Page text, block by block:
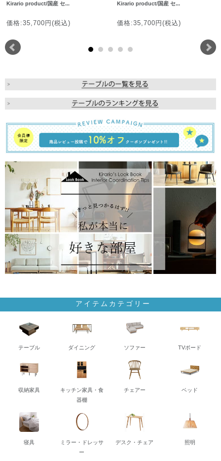
Kirario product/国産 セ...
価格:35,700円(税込)
Kirario product/国産 セ...
価格:35,700円(税込)
アイテムカテゴリー
テーブル ダイニング ソファー TVボード
収納家具
キッチン家具・食
器棚
チェアー ベッド
寝具
ミラー・ドレッサ
ー
デスク・チェア 照明